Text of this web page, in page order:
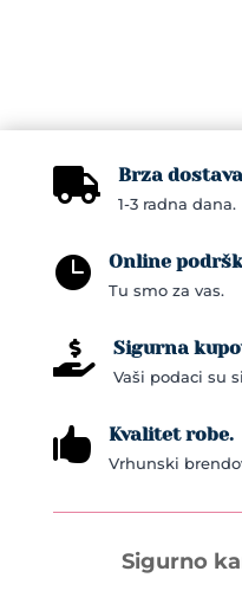
chosen
product
 Brza
1-3 radna dana.
 Online
Tu smo za vas.
 Sigurna
Vaši podaci su
 Kvalitet robe.
Vrhunski
Sigurno